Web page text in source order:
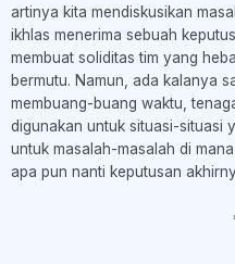
artinya kita mendiskusikan
ikhlas menerima sebuah
membuat soliditas tim yang
bermutu. Namun, ada kalanya
membuang-buang waktu,
digunakan untuk situasi-situasi
untuk masalah-masalah di
apa pun nanti keputusan